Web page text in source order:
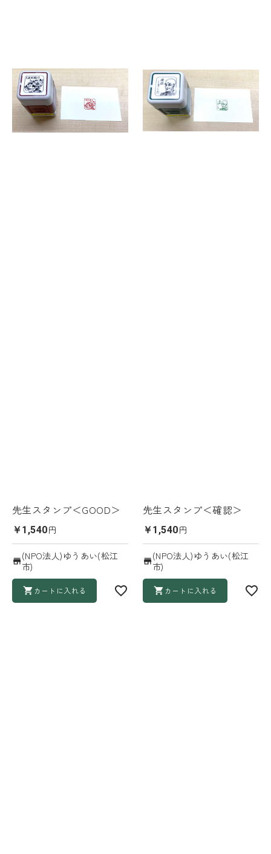
先生スタンプ＜GOOD＞
￥1,540円
(NPO法人)ゆうあい(松江
市)
カートに入れる
先生スタンプ＜確認＞
￥1,540円
(NPO法人)ゆうあい(松江
市)
カートに入れる